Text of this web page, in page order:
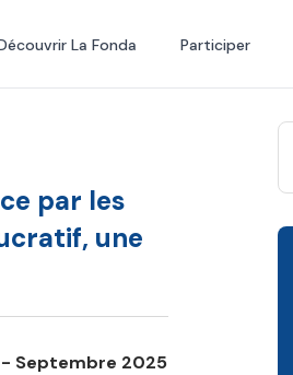
La Fonda Participer
par les
une
- Septembre 2025